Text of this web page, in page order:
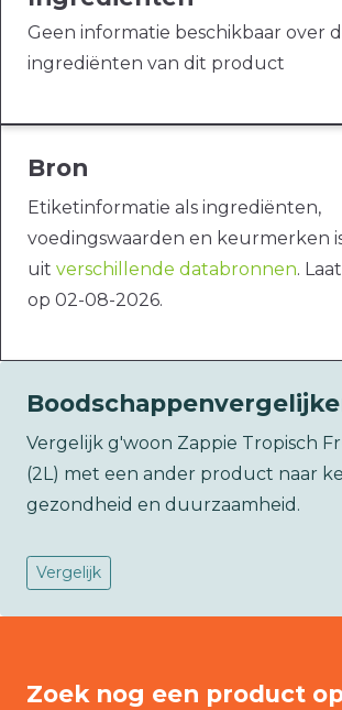
Geen informatie beschikbaar over
ingrediënten van dit product
Bron
Etiketinformatie als ingrediënten,
voedingswaarden en keurmerken
uit verschillende databronnen.
op 02-08-2026.
Vergelijk g'woon Zappie Tropisch
(2L) met een ander product naar
gezondheid en duurzaamheid.
Vergelijk
Zoek nog een product